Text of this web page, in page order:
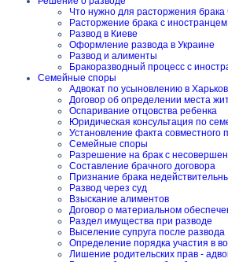
Что нужно для расторжения брака
Расторжение брака с иностранцем
Развод в Киеве
Оформление развода в Украине
Развод и алименты
Бракоразводный процесс с
Семейные споры
Адвокат по усыновлению в
Договор об определении места
Оспаривание отцовства ребенка
Юридическая консультация по
Установление факта совместного
Семейные споры
Разрешение на брак с
Составление брачного договора
Признание брака
Развод через суд
Взыскание алиментов
Договор о материальном
Раздел имущества при разводе
Выселение супруга после развода
Определение порядка участия в
Лишение родительских прав -